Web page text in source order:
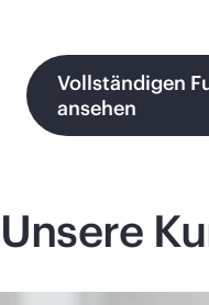
Vollständigen
ansehen
Unsere